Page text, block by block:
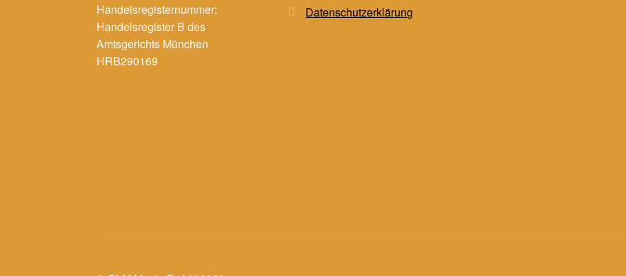
Handelsregisternummer:
Handelsregister B des
Amtsgerichts München
HRB290169
Datenschutzerklärung